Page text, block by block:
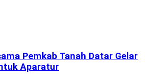
Pemkab Tanah Datar Gelar
Aparatur